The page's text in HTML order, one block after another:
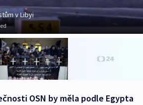
v Libyi
OSN by měla podle Egypta